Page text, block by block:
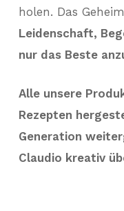
holen. Das
Leidenschaft,
nur das Beste
Alle unsere
Rezepten
Generation
Claudio kreativ